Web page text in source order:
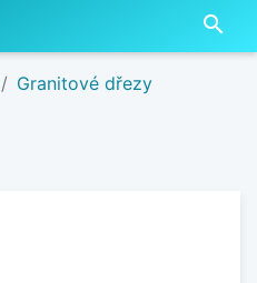
search
Granitové dřezy